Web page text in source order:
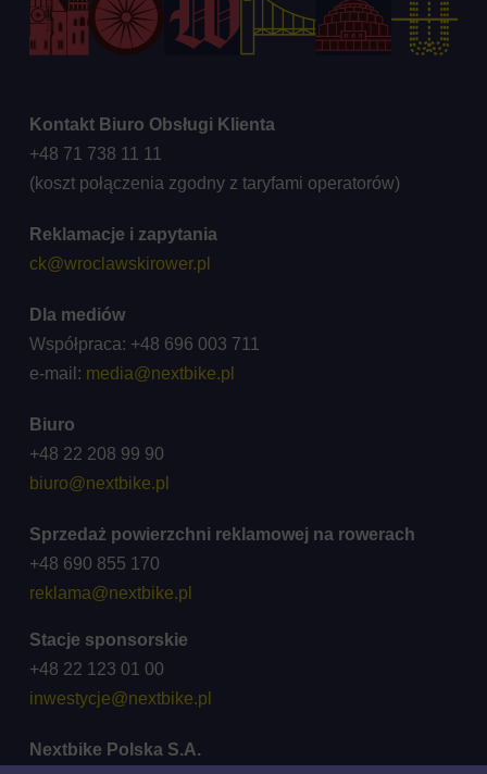
Kontakt Biuro Obsługi Klienta
+48 71 738 11 11
(koszt połączenia zgodny z taryfami operatorów)
Reklamacje i zapytania
ck@wroclawskirower.pl
Dla mediów
Współpraca: +48 696 003 711
e-mail: media@nextbike.pl
Biuro
+48 22 208 99 90
biuro@nextbike.pl
Sprzedaż powierzchni reklamowej na rowerach
+48 690 855 170
reklama@nextbike.pl
Stacje sponsorskie
+48 22 123 01 00
inwestycje@nextbike.pl
Nextbike Polska S.A.